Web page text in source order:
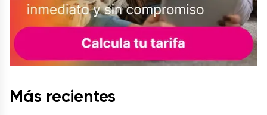
Más recientes